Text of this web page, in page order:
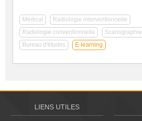
Médical
Radiologie interventionnelle
Radiologie conventionnelle
Scanographie
Bureau d'études
E-learning
LIENS UTILES